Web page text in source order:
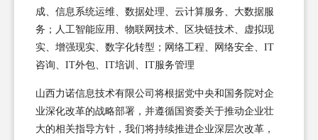
成、信息系统运维、数据处理、云计算服务、大数据服
务；人工智能应用、物联网技术、区块链技术、虚拟现
实、增强现实、数字化转型；网络工程、网络安全、IT
咨询、IT外包、IT培训、IT服务管理
山西力诺信息技术有限公司将根据党中央和国务院对企
业深化改革的战略部署，并遵循国资委关于推动企业壮
大的相关指导方针，我们将持续推进企业深层次改革，